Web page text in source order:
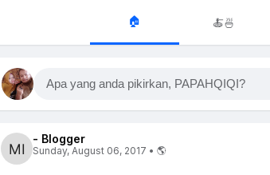
🏠 🍝🍜
Apa yang anda pikirkan, PAPAHQIQI?
- Blogger
Sunday, August 06, 2017 • 🌎